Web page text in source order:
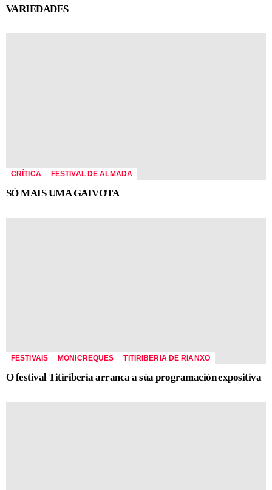
VARIEDADES
CRÍTICA FESTIVAL DE ALMADA
SÓ MAIS UMA GAIVOTA
FESTIVAIS MONICREQUES TITIRIBERIA DE RIANXO
O festival Titiriberia arranca a súa programación expositiva